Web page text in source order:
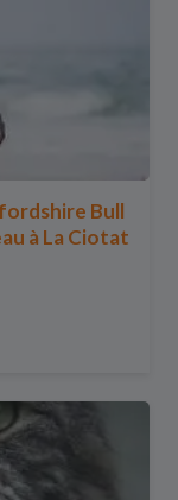
Bull
à La Ciotat